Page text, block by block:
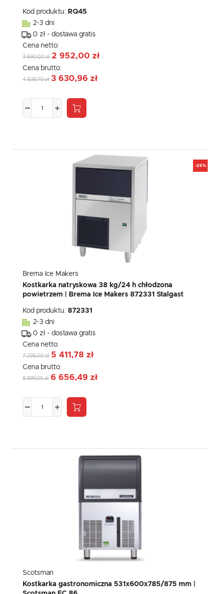
Kod produktu: RQ45
2-3 dni
0 zł - dostawa gratis
Cena netto:
3 690,00 zł 2 952,00 zł
Cena brutto:
4 538,70 zł 3 630,96 zł
-25%
Brema Ice Makers
Kostkarka natryskowa 38 kg/24 h chłodzona
powietrzem | Brema Ice Makers 872331 Stalgast
Kod produktu: 872331
2-3 dni
0 zł - dostawa gratis
Cena netto:
7 235,00 zł 5 411,78 zł
Cena brutto:
8 899,05 zł 6 656,49 zł
Scotsman
Kostkarka gastronomiczna 531x600x785/875 mm |